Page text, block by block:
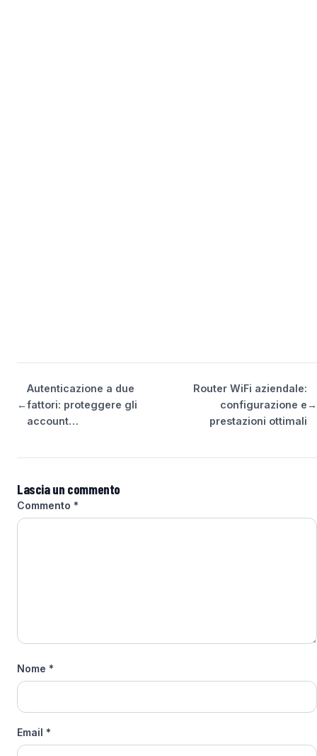
←
Autenticazione a due
fattori: proteggere gli
account…
Router WiFi aziendale:
configurazione e
prestazioni ottimali
→
Lascia un commento
Commento *
Nome *
Email *